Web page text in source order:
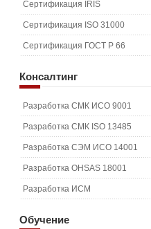
Сертификация IRIS
Сертификация ISO 31000
Сертификация ГОСТ Р 66
Консалтинг
Разработка СМК ИСО 9001
Разработка СМК ISO 13485
Разработка СЭМ ИСО 14001
Разработка OHSAS 18001
Разработка ИСМ
Обучение